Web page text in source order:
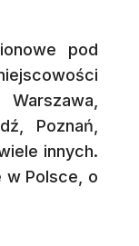
pod
Poznań,
innych.
w Polsce, o